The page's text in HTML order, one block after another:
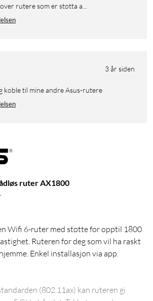
rutere som er støtta a...
3 år siden
koble til mine andre Asus-rutere
ruter AX1800
Wifi 6-ruter med støtte for opptil 1800
Ruteren for deg som vil ha raskt
Enkel installasjon via app.
(802.11ax) kan ruteren gi